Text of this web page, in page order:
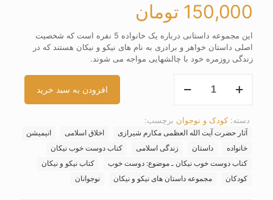
150,000 تومان
این مجموعه داستانی درباره یک خانواده 5 نفره است که شخصیت
اصلی داستان خواهر و برادری به نام های نیکو و نیکان هستند که در
زندگی روزمره خود با چالشهایی مواجه می شوند.
دوست
موضوع:
دوست
خوب
افزودن به سبد خرید
دسته:کودک و نوجوان برچسب:
آثار حضرت آیت الله العظمی مکارم شیرازی اخلاق اسلامی
انیمیشن
خانواده
داستان زندگی اسلامی
کتاب دوست خوب نیکان
کتاب دوست خوب نیکان ـ موضوع: دوست خوب
کتاب نیکو و نیکان
کودکان
مجموعه داستان های نیکو و نیکان نوجوانان